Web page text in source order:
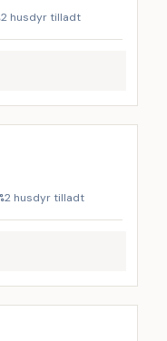
2 husdyr tilladt
2 husdyr tilladt